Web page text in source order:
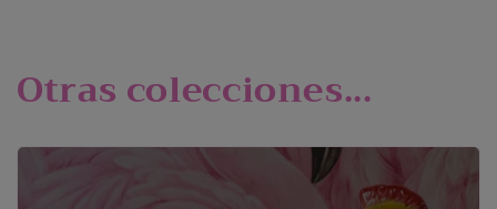
Otras colecciones...